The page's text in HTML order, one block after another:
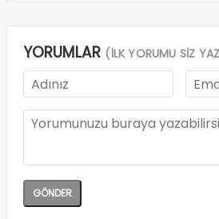
YORUMLAR (İLK YORUMU SİZ